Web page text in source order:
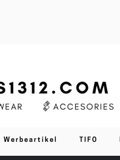
Werbeartikel TIFO